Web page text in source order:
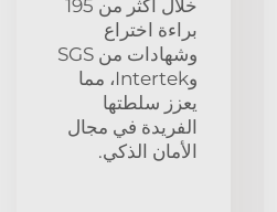
خلال أكثر من 195
براءة اختراع
وشهادات من SGS
وIntertek، مما
يعزز سلطتها
الفريدة في مجال
الأمان الذكي.